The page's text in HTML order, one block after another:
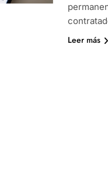
Leer más